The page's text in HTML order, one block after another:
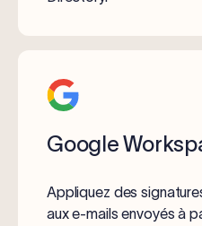
Google
Appliquez des
aux e-mails envoyés à